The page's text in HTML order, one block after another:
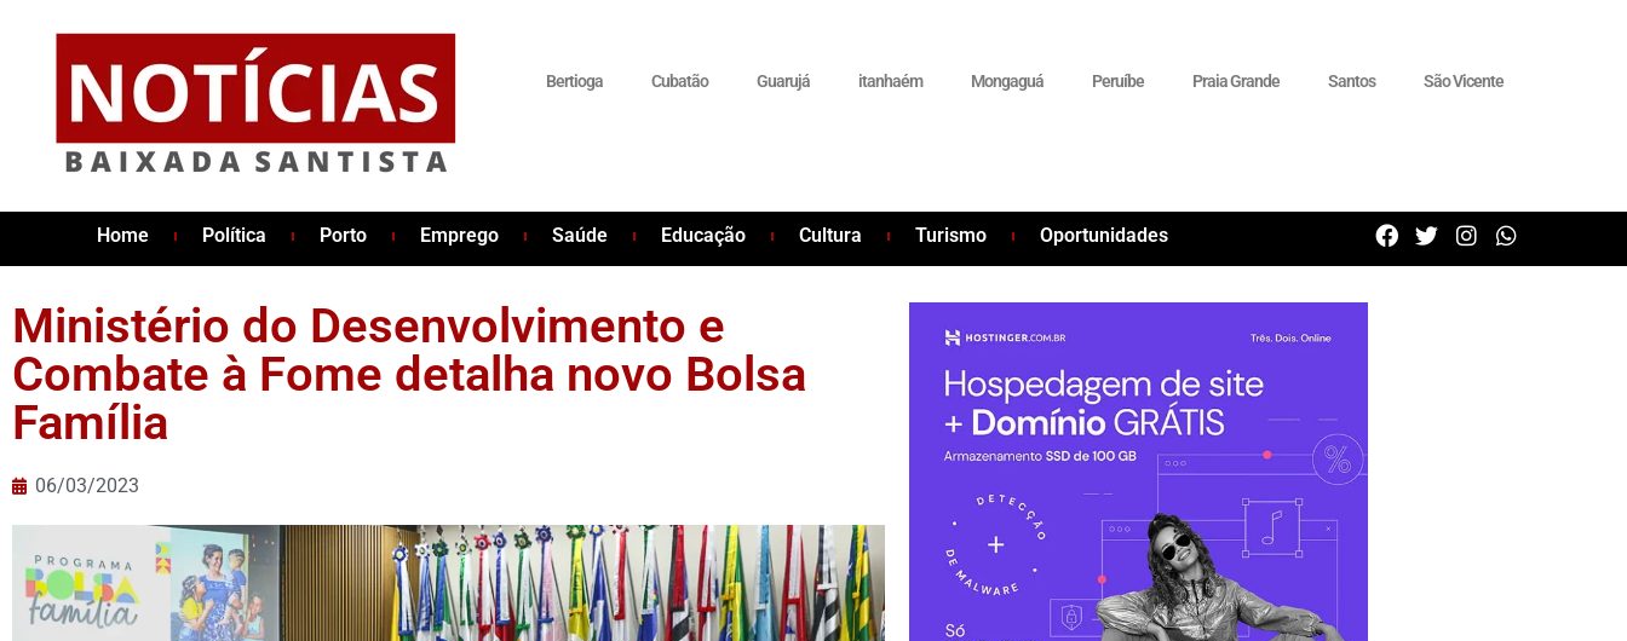
Bertioga Cubatão Guarujá itanhaém Mongaguá Peruíbe Praia Grande Santos São Vicente
Home Política Porto Emprego Saúde Educação Cultura Turismo Oportunidades
Ministério do Desenvolvimento e
Combate à Fome detalha novo Bolsa
Família
06/03/2023